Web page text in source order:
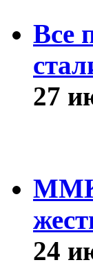
Все
27
ММК
24